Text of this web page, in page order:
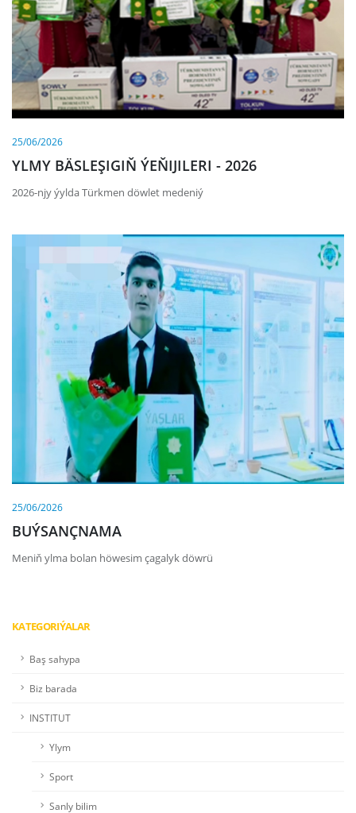
25/06/2026
YLMY BÄSLEŞIGIŇ ÝEŇIJILERI - 2026
2026-njy ýylda Türkmen döwlet medeniý
25/06/2026
BUÝSANÇNAMA
Meniň ylma bolan höwesim çagalyk döwrü
KATEGORIÝALAR
Baş sahypa
Biz barada
INSTITUT
Ylym
Sport
Sanly bilim